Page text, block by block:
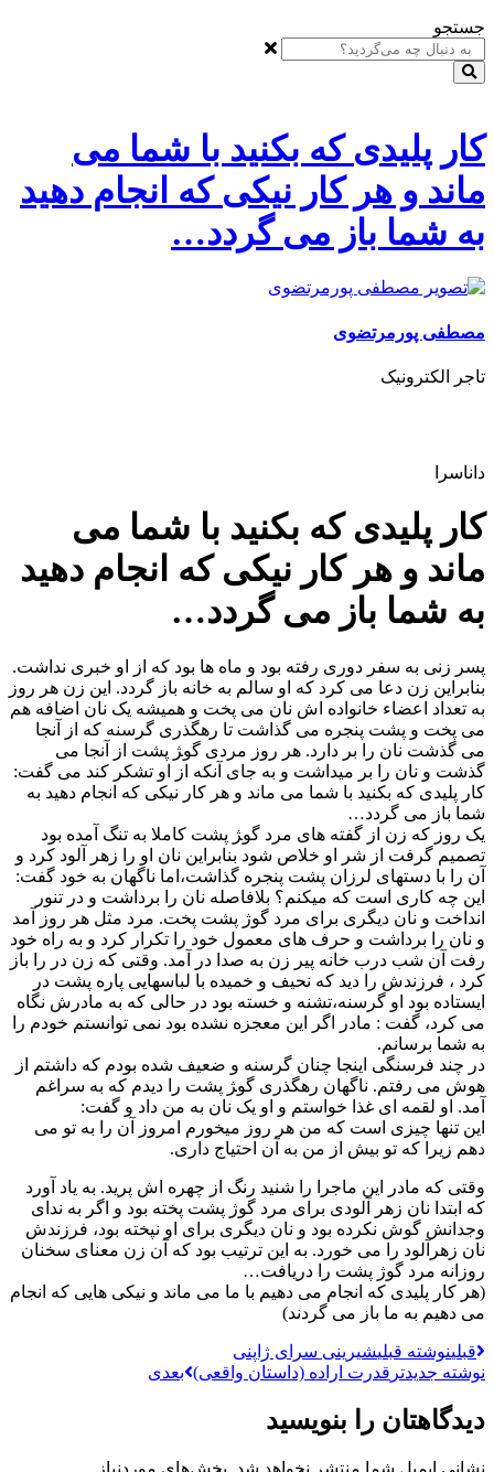
جستجو
کار پلیدی که بکنید با شما می
ماند و هر کار نیکی که انجام دهید
به شما باز می گردد…
مصطفی پورمرتضوی
تاجر الکترونیک
داناسرا
کار پلیدی که بکنید با شما می
ماند و هر کار نیکی که انجام دهید
به شما باز می گردد…
پسر زنی به سفر دوری رفته بود و ماه ها بود که از او خبری نداشت.
بنابراین زن دعا می کرد که او سالم به خانه باز گردد. این زن هر روز
به تعداد اعضاء خانواده اش نان می پخت و همیشه یک نان اضافه هم
می پخت و پشت پنجره می گذاشت تا رهگذری گرسنه که از آنجا
می گذشت نان را بر دارد. هر روز مردی گو‍ژ پشت از آنجا می
گذشت و نان را بر میداشت و به جای آنکه از او تشکر کند می گفت:
کار پلیدی که بکنید با شما می ماند و هر کار نیکی که انجام دهید به
شما باز می گردد…
یک روز که زن از گفته های مرد گو‍ژ پشت کاملا به تنگ آمده بود
تصمیم گرفت از شر او خلاص شود بنابراین نان او را زهر آلود کرد و
آن را با دستهای لرزان پشت پنجره گذاشت،اما ناگهان به خود گفت:
این چه کاری است که میکنم؟ بلافاصله نان را برداشت و در تنور
انداخت و نان دیگری برای مرد گوژ پشت پخت. مرد مثل هر روز آمد
و نان را برداشت و حرف های معمول خود را تکرار کرد و به راه خود
رفت آن شب درب خانه پیر زن به صدا در آمد. وقتی که زن در را باز
کرد ، فرزندش را دید که نحیف و خمیده با لباسهایی پاره پشت در
ایستاده بود او گرسنه،تشنه و خسته بود در حالی که به مادرش نگاه
می کرد، گفت : مادر اگر این معجزه نشده بود نمی توانستم خودم را
به شما برسانم.
در چند فرسنگی اینجا چنان گرسنه و ضعیف شده بودم که داشتم از
هوش می رفتم. ناگهان رهگذری گو‍ژ پشت را دیدم که به سراغم
آمد. او لقمه ای غذا خواستم و او یک نان به من داد و گفت:
این تنها چیزی است که من هر روز میخورم امروز آن را به تو می
دهم زیرا که تو بیش از من به آن احتیاج داری.
وقتی که مادر این ماجرا را شنید رنگ از چهره اش پرید. به یاد آورد
که ابتدا نان زهر آلودی برای مرد گوژ پشت پخته بود و اگر به ندای
وجدانش گوش نکرده بود و نان دیگری برای او نپخته بود، فرزندش
نان زهرآلود را می خورد. به این ترتیب بود که آن زن معنای سخنان
روزانه مرد گوژ پشت را دریافت…
(هر کار پلیدی که انجام می دهیم با ما می ماند و نیکی هایی که انجام
می دهیم به ما باز می گردند)
قبلینوشته قبلیشیرینی سرای ژاپنی
نوشته جدیدتر قدرت اراده (داستان واقعی) بعدی
دیدگاهتان را بنویسید
نشانی ایمیل شما منتشر نخواهد شد. بخش‌های موردنیاز